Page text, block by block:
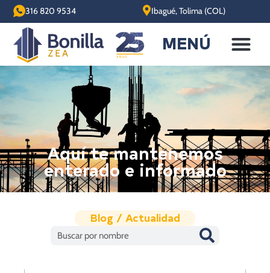
316 820 9534 Ibagué, Tolima (COL)
MENÚ
Aquí te mantenemos
enterado e informado
Blog / Actualidad